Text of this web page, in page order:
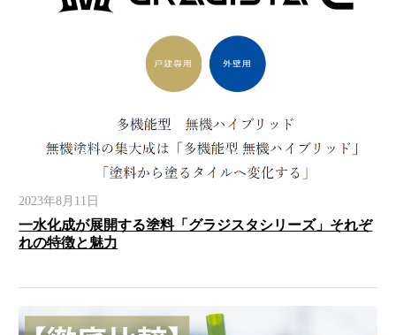
2023年8月11日
一水化成が展開する塗料「グラジスタシリーズ」それぞ
れの特徴と魅力